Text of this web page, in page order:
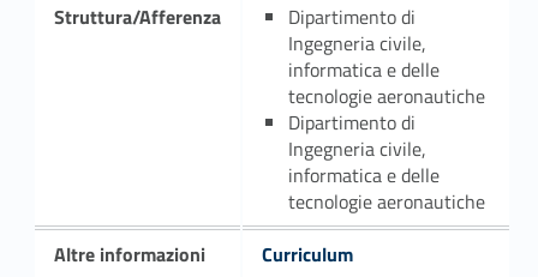
Struttura/Afferenza
Dipartimento di
Ingegneria civile,
informatica e delle
tecnologie aeronautiche
Dipartimento di
Ingegneria civile,
informatica e delle
tecnologie aeronautiche
Altre informazioni
Curriculum